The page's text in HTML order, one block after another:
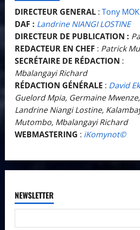
DIRECTEUR GENERAL : Tony
DAF : Landrine NIANGI LOSTINE
DIRECTEUR DE PUBLICATION :
REDACTEUR EN CHEF : Patrick
SECRÉTAIRE DE RÉDACTION :
Mbalangayi Richard
RÉDACTION GÉNÉRALE : David
Guelord Mpia, Germaine
Landrine Niangi Lostine,
Mutombo, Mbalangayi Richard
WEBMASTERING : iKomynot©️
NEWSLETTER